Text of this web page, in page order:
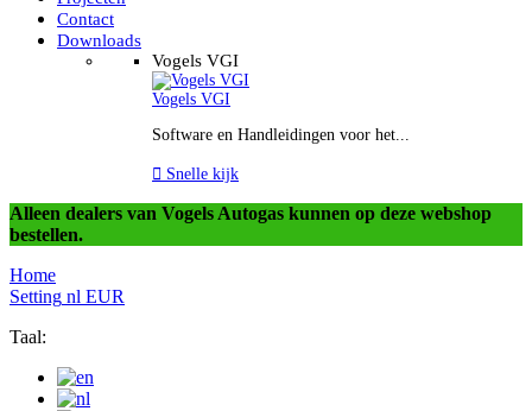
Contact
Downloads
Vogels VGI
Vogels VGI
Software en Handleidingen voor het...
 Snelle kijk
Alleen dealers van Vogels Autogas kunnen op deze webshop
bestellen.
Home
Setting nl EUR
Taal: